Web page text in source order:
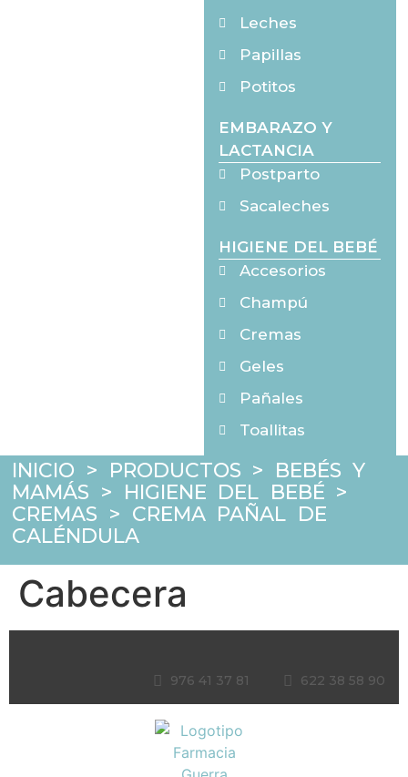
Leches
Papillas
Potitos
EMBARAZO Y
LACTANCIA
Postparto
Sacaleches
HIGIENE DEL BEBÉ
Accesorios
Champú
Cremas
Geles
Pañales
Toallitas
INICIO > PRODUCTOS > BEBÉS Y
MAMÁS > HIGIENE DEL BEBÉ >
CREMAS > CREMA PAÑAL DE
CALÉNDULA
Cabecera
976 41 37 81 622 38 58 90